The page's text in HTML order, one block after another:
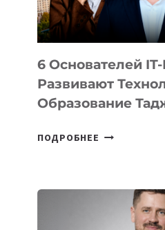
OPENAI
6 Основателей
Развивают
Образование
ПОДРОБНЕЕ
КОТОРЫЕ
РАЗВИВАЮТ